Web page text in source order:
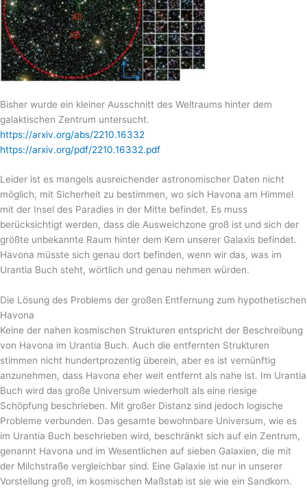
Bisher wurde ein kleiner Ausschnitt des Weltraums hinter dem
galaktischen Zentrum untersucht.
https://arxiv.org/abs/2210.16332
https://arxiv.org/pdf/2210.16332.pdf
Leider ist es mangels ausreichender astronomischer Daten nicht
möglich, mit Sicherheit zu bestimmen, wo sich Havona am Himmel
mit der Insel des Paradies in der Mitte befindet. Es muss
berücksichtigt werden, dass die Ausweichzone groß ist und sich der
größte unbekannte Raum hinter dem Kern unserer Galaxis befindet.
Havona müsste sich genau dort befinden, wenn wir das, was im
Urantia Buch steht, wörtlich und genau nehmen würden.
Die Lösung des Problems der großen Entfernung zum hypothetischen
Havona
Keine der nahen kosmischen Strukturen entspricht der Beschreibung
von Havona im Urantia Buch. Auch die entfernten Strukturen
stimmen nicht hundertprozentig überein, aber es ist vernünftig
anzunehmen, dass Havona eher weit entfernt als nahe ist. Im Urantia
Buch wird das große Universum wiederholt als eine riesige
Schöpfung beschrieben. Mit großer Distanz sind jedoch logische
Probleme verbunden. Das gesamte bewohnbare Universum, wie es
im Urantia Buch beschrieben wird, beschränkt sich auf ein Zentrum,
genannt Havona und im Wesentlichen auf sieben Galaxien, die mit
der Milchstraße vergleichbar sind. Eine Galaxie ist nur in unserer
Vorstellung groß, im kosmischen Maßstab ist sie wie ein Sandkorn.